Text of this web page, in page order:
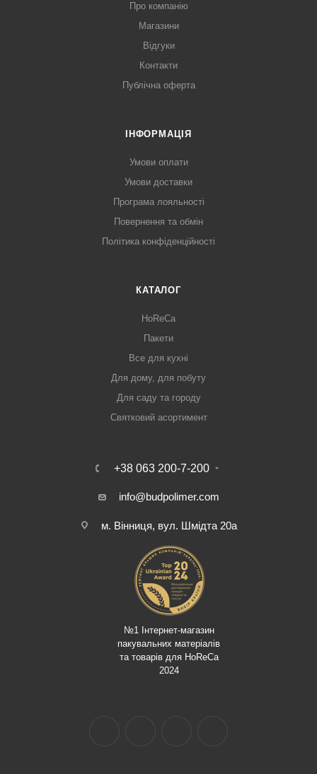
Про компанію
Магазини
Відгуки
Контакти
Публічна оферта
ІНФОРМАЦІЯ
Умови оплати
Умови доставки
Програма лояльності
Повернення та обмін
Політика конфіденційності
КАТАЛОГ
HoReCa
Пакети
Все для кухні
Для дому, для побуту
Для саду та городу
Святковий асортимент
+38 063 200-7-200
info@budpolimer.com
м. Вінниця, вул. Шмідта 20а
№1 Інтернет-магазин
пакувальних матеріалів
та товарів для HoReCa
2024